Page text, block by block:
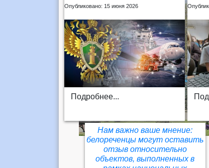
Опубликовано: 15 июня 2026
Подробнее...
Нам важно ваше мнение:
белореченцы могут оставить
отзыв относительно
объектов, выполненных в